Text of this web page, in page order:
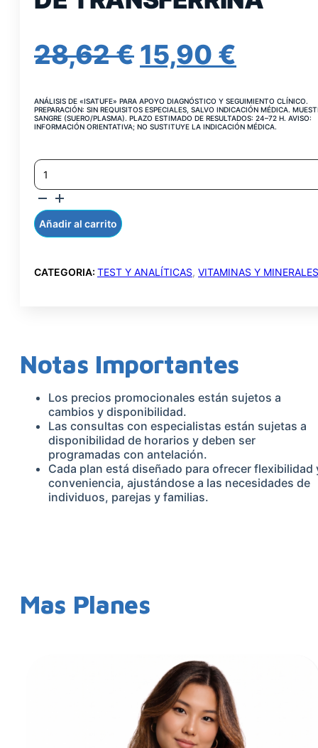
28,62€ EL
ORIGINAL
28,62 €.
15,90 €
15,90
ANÁLISIS DE «ISATUFE» PARA APOYO DIAGNÓSTICO Y SEGUIMIENTO CLÍNICO.
PREPARACIÓN: SIN REQUISITOS ESPECIALES, SALVO INDICACIÓN MÉDICA.
SANGRE (SUERO/PLASMA). PLAZO ESTIMADO DE RESULTADOS: 24–72 H. AVISO:
INFORMACIÓN ORIENTATIVA; NO SUSTITUYE LA INDICACIÓN MÉDICA.
INDICE
DE
SATURACION
DE
TRANSFERRINA
CANTIDAD
Añadir al carrito
CATEGORIA: TEST Y ANALÍTICAS, VITAMINAS Y MINERALES
Notas Importantes
Los precios promocionales están sujetos a
cambios y disponibilidad.
Las consultas con especialistas están sujetas a
disponibilidad de horarios y deben ser
programadas con antelación.
Cada plan está diseñado para ofrecer flexibilidad
conveniencia, ajustándose a las necesidades de
individuos, parejas y familias.
Mas Planes